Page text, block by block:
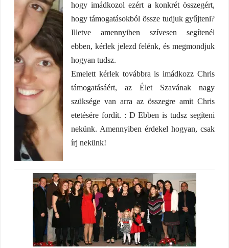
hogy imádkozol ezért a konkrét összegért,
hogy támogatásokból össze tudjuk gyűjteni?
Illetve amennyiben szívesen segítenél
ebben, kérlek jelezd felénk, és megmondjuk
hogyan tudsz.
Emelett kérlek továbbra is imádkozz Chris
támogatásáért, az Élet Szavának nagy
szüksége van arra az összegre amit Chris
etetésére fordít. : D Ebben is tudsz segíteni
nekünk. Amennyiben érdekel hogyan, csak
írj nekünk!